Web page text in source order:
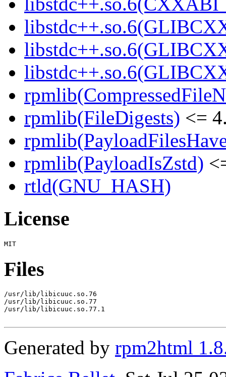
rpmlib(FileDigests) <=
rpmlib(PayloadIsZstd)
rtld(GNU_HASH)
License
Files
/usr/lib/libicuuc.so.76
/usr/lib/libicuuc.so.77
/usr/lib/libicuuc.so.77.1
Generated by rpm2html